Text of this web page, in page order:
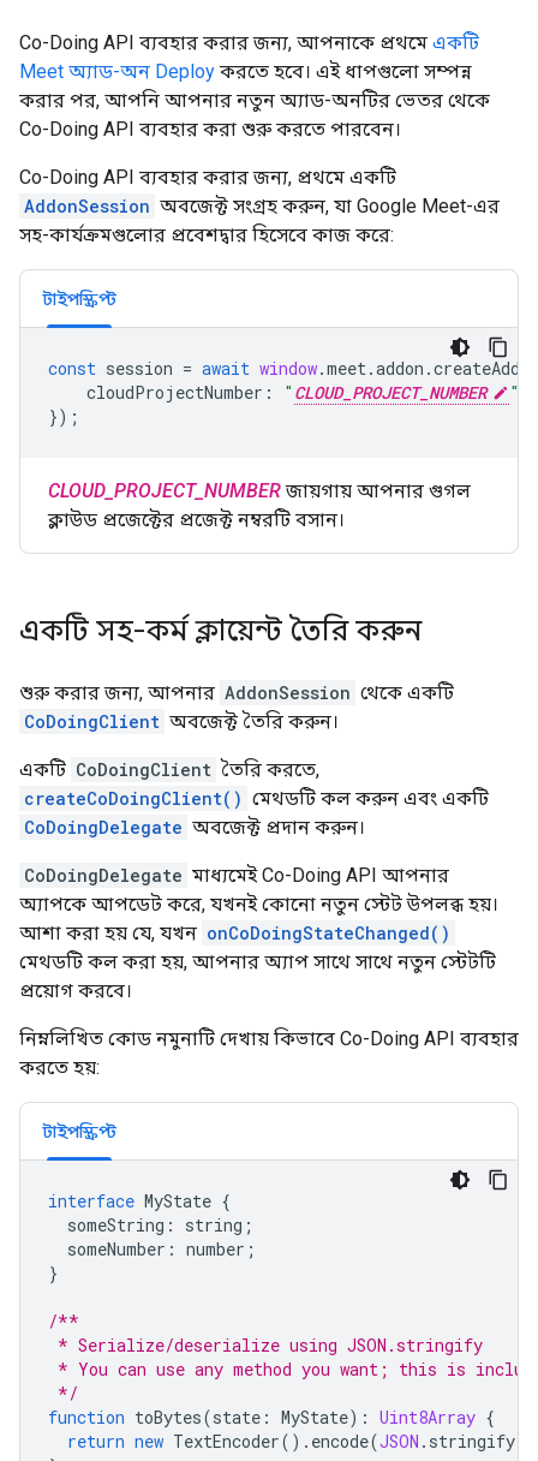
Co-Doing API ব্যবহার করার জন্য, আপনাকে প্রথমে একটি
Meet অ্যাড-অন Deploy করতে হবে। এই ধাপগুলো সম্পন্ন
করার পর, আপনি আপনার নতুন অ্যাড-অনটির ভেতর থেকে
Co-Doing API ব্যবহার করা শুরু করতে পারবেন।
Co-Doing API ব্যবহার করার জন্য, প্রথমে একটি
AddonSession অবজেক্ট সংগ্রহ করুন, যা Google Meet-এর
সহ-কার্যক্রমগুলোর প্রবেশদ্বার হিসেবে কাজ করে:
টাইপস্ক্রিপ্ট
const session = await window.meet.addon .
cloudProjectNumber : " CLOUD_PROJECT_NUMBER "
});
CLOUD_PROJECT_NUMBERজায়গায় আপনার গুগল
ক্লাউড প্রজেক্টের প্রজেক্ট নম্বরটি বসান।
একটি সহ-কর্ম ক্লায়েন্ট তৈরি করুন
শুরু করার জন্য, আপনার AddonSession থেকে একটি
CoDoingClient অবজেক্ট তৈরি করুন।
একটি CoDoingClient তৈরি করতে,
createCoDoingClient() মেথডটি কল করুন এবং একটি
CoDoingDelegate অবজেক্ট প্রদান করুন।
CoDoingDelegate মাধ্যমেই Co-Doing API আপনার
অ্যাপকে আপডেট করে, যখনই কোনো নতুন স্টেট উপলব্ধ হয়।
আশা করা হয় যে, যখন onCoDoingStateChanged()
মেথডটি কল করা হয়, আপনার অ্যাপ সাথে সাথে নতুন স্টেটটি
প্রয়োগ করবে।
নিম্নলিখিত কোড নমুনাটি দেখায় কিভাবে Co-Doing API ব্যবহার
করতে হয়:
টাইপস্ক্রিপ্ট
interface MyState {
someString : string ;
someNumber : number ;
}
/**
* Serialize/deserialize using JSON.stringify
* You can use any method you want; this is
*/
function toBytes(state : MyState) : Uint8Array {
return new TextEncoder(). encode(JSON . stringify